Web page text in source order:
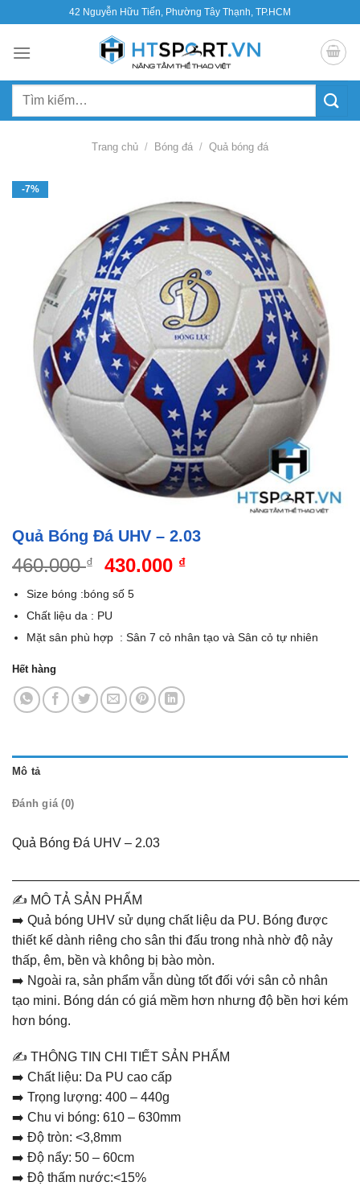
nội
42 Nguyễn Hữu Tiến, Phường Tây Thạnh, TP.HCM
Tìm
Trang chủ / Bóng đá / Quả bóng đá
-7%
Quả Bóng Đá UHV – 2.03
460.000₫
Giá
gốc
là:
460.000 ₫.
430.000 ₫Giá
430.000 ₫.
Size bóng :bóng số 5
Chất liệu da : PU
Mặt sân phù hợp : Sân 7 cỏ nhân tạo và Sân cỏ tự nhiên
Hết hàng
Mô tả
Đánh giá (0)
Quả Bóng Đá UHV – 2.03
✍️ MÔ TẢ SẢN PHẨM
➡️ Quả bóng UHV sử dụng chất liệu da PU. Bóng được
thiết kế dành riêng cho sân thi đấu trong nhà nhờ độ nảy
thấp, êm, bền và không bị bào mòn.
➡️ Ngoài ra, sản phẩm vẫn dùng tốt đối với sân cỏ nhân
tạo mini. Bóng dán có giá mềm hơn nhưng độ bền hơi kém
hơn bóng.
✍️ THÔNG TIN CHI TIẾT SẢN PHẨM
➡️ Chất liệu: Da PU cao cấp
➡️ Trọng lượng: 400 – 440g
➡️ Chu vi bóng: 610 – 630mm
➡️ Độ tròn: <3,8mm
➡️ Độ nẩy: 50 – 60cm
➡️ Độ thấm nước:<15%